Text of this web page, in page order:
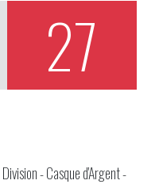
27
- Casque d'Argent -